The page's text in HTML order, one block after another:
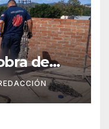
de